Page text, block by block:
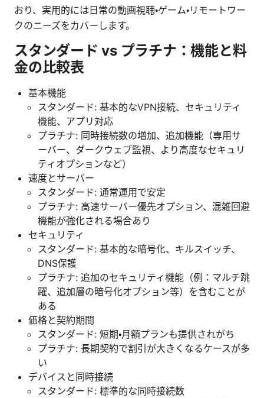
おり、実用的には日常の動画視聴・ゲーム・リモートワー
クのニーズをカバーします。
スタンダード vs プラチナ：機能と料
金の比較表
基本機能
スタンダード: 基本的なVPN接続、セキュリティ
機能、アプリ対応
プラチナ: 同時接続数の増加、追加機能（専用サ
ーバー、ダークウェブ監視、より高度なセキュリ
ティオプションなど）
速度とサーバー
スタンダード: 通常運用で安定
プラチナ: 高速サーバー優先オプション、混雑回避
機能が強化される場合あり
セキュリティ
スタンダード: 基本的な暗号化、キルスイッチ、
DNS保護
プラチナ: 追加のセキュリティ機能（例：マルチ跳
躍、追加層の暗号化オプション等）を含むことが
ある
価格と契約期間
スタンダード: 短期・月額プランも提供されがち
プラチナ: 長期契約で割引が大きくなるケースが多
い
デバイスと同時接続
スタンダード: 標準的な同時接続数